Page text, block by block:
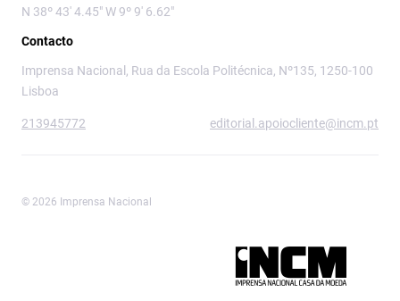
N 38º 43' 4.45" W 9º 9' 6.62"
Contacto
Imprensa Nacional, Rua da Escola Politécnica, Nº135, 1250-100
Lisboa
213945772 editorial.apoiocliente@incm.pt
© 2026 Imprensa Nacional